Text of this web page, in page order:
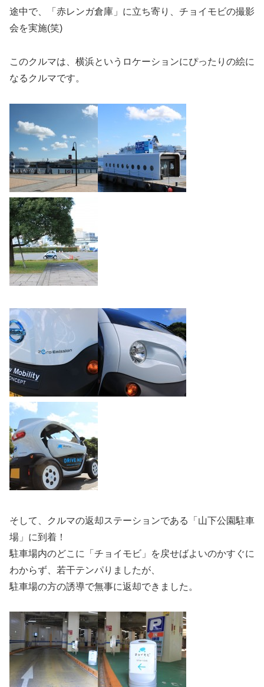
途中で、「赤レンガ倉庫」に立ち寄り、チョイモビの撮影
会を実施(笑)
このクルマは、横浜というロケーションにぴったりの絵に
なるクルマです。
そして、クルマの返却ステーションである「山下公園駐車
場」に到着！
駐車場内のどこに「チョイモビ」を戻せばよいのかすぐに
わからず、若干テンパりましたが、
駐車場の方の誘導で無事に返却できました。